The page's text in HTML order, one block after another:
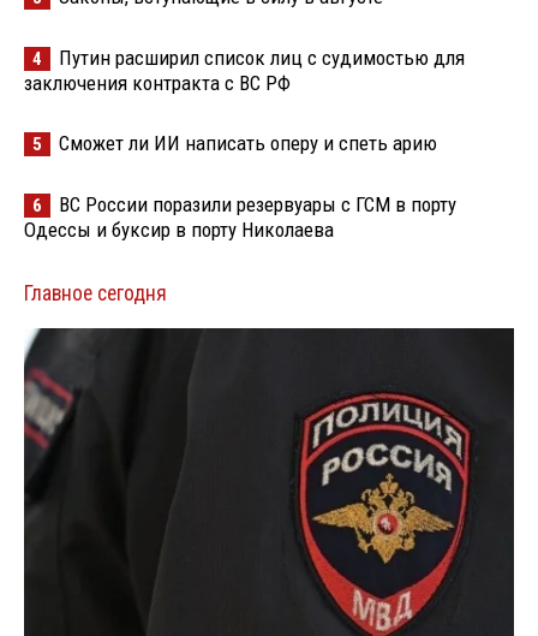
4
Путин расширил список лиц с судимостью для
заключения контракта с ВС РФ
5 Сможет ли ИИ написать оперу и спеть арию
6
ВС России поразили резервуары с ГСМ в порту
Одессы и буксир в порту Николаева
Главное сегодня